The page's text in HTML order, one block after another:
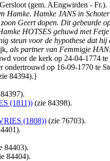
(gem. AEngwirden - Fr.).
Hamke. Hamke JANS in
Geert dopen. Dit
HOTSES gehuwd met
steun voor de hypothese dat
als partner van Femmigje
voor de kerk op 24-04-1774
ondertrouwd op 16-09-1770 te
84394).}
(1811)) (zie 84398).
(1808)) (zie 76703).
84403).
84404).